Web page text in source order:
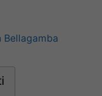
Bellagamba